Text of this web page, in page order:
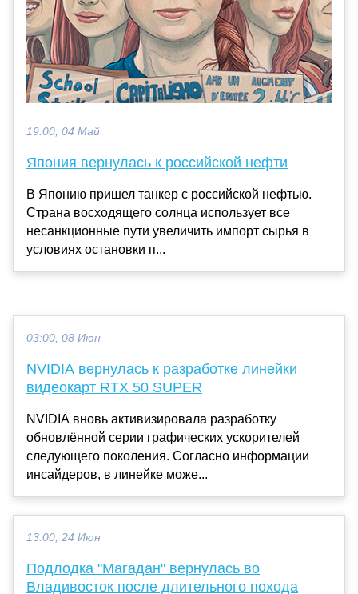
19:00, 04 Май
Япония вернулась к российской нефти
В Японию пришел танкер с российской нефтью.
Страна восходящего солнца использует все
несанкционные пути увеличить импорт сырья в
условиях остановки п...
03:00, 08 Июн
NVIDIA вернулась к разработке линейки
видеокарт RTX 50 SUPER
NVIDIA вновь активизировала разработку
обновлённой серии графических ускорителей
следующего поколения. Согласно информации
инсайдеров, в линейке може...
13:00, 24 Июн
Подлодка "Магадан" вернулась во
Владивосток после длительного похода